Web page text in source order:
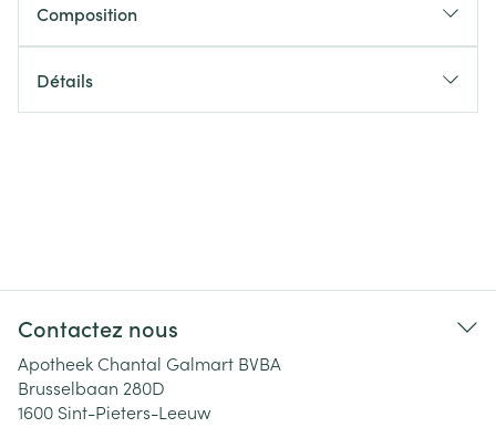
Composition
Détails
Contactez nous
Apotheek Chantal Galmart BVBA
Brusselbaan 280D
1600 Sint-Pieters-Leeuw